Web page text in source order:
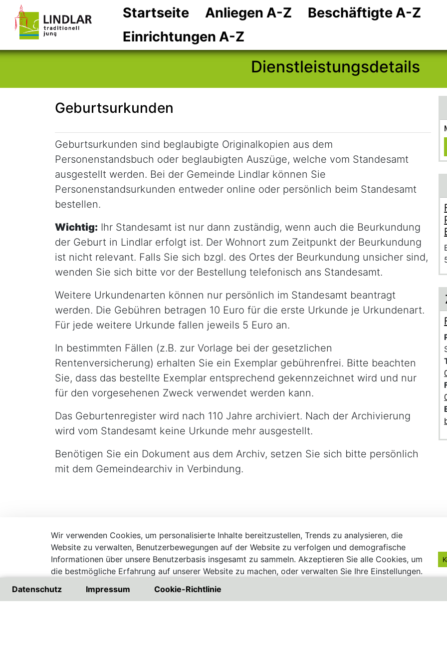
Zum Header
Zum Hauptinhalt
Zum Footer
Startseite Anliegen A-Z
Beschäftigte A-Z
Einrichtungen A-Z
Dienstleistungsdetails
Geburtsurkunden
Kurzbeschreibung
Geburtsurkunden sind beglaubigte Originalkopien aus dem
Personenstandsbuch oder beglaubigten Auszüge, welche vom Standesamt
ausgestellt werden. Bei der Gemeinde Lindlar können Sie
Personenstandsurkunden entweder online oder persönlich beim Standesamt
bestellen.
Wichtig: Ihr Standesamt ist nur dann zuständig, wenn auch die Beurkundung
der Geburt in Lindlar erfolgt ist. Der Wohnort zum Zeitpunkt der Beurkundung
ist nicht relevant. Falls Sie sich bzgl. des Ortes der Beurkundung unsicher sind,
wenden Sie sich bitte vor der Bestellung telefonisch ans Standesamt.
Weitere Urkundenarten können nur persönlich im Standesamt beantragt
werden. Die Gebühren betragen 10 Euro für die erste Urkunde je Urkundenart.
Für jede weitere Urkunde fallen jeweils 5 Euro an.
In bestimmten Fällen (z.B. zur Vorlage bei der gesetzlichen
Rentenversicherung) erhalten Sie ein Exemplar gebührenfrei. Bitte beachten
Sie, dass das bestellte Exemplar entsprechend gekennzeichnet wird und nur
für den vorgesehenen Zweck verwendet werden kann.
Das Geburtenregister wird nach 110 Jahre archiviert. Nach der Archivierung
wird vom Standesamt keine Urkunde mehr ausgestellt.
Benötigen Sie ein Dokument aus dem Archiv, setzen Sie sich bitte persönlich
mit dem Gemeindearchiv in Verbindung.
Datenschutz Impressum Cookie-Richtlinie
Wir verwenden Cookies, um personalisierte Inhalte bereitzustellen, Trends zu analysieren, die
Website zu verwalten, Benutzerbewegungen auf der Website zu verfolgen und demografische
Informationen über unsere Benutzerbasis insgesamt zu sammeln. Akzeptieren Sie alle Cookies, um
die bestmögliche Erfahrung auf unserer Website zu machen, oder verwalten Sie Ihre Einstellungen.
Besuchen Sie unsere Datenschutzrichtlinie